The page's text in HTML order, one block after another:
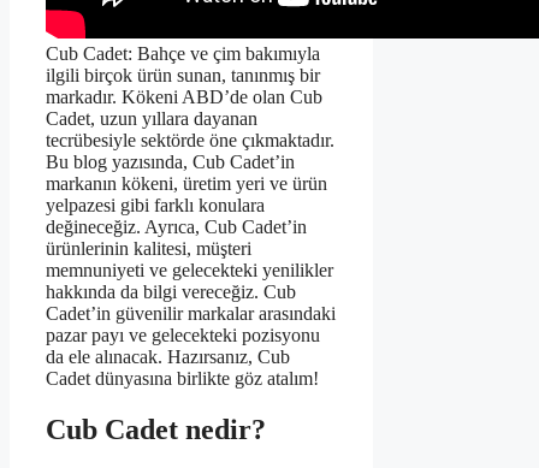
Cub Cadet: Bahçe ve çim bakımıyla
ilgili birçok ürün sunan, tanınmış bir
markadır. Kökeni ABD’de olan Cub
Cadet, uzun yıllara dayanan
tecrübesiyle sektörde öne çıkmaktadır.
Bu blog yazısında, Cub Cadet’in
markanın kökeni, üretim yeri ve ürün
yelpazesi gibi farklı konulara
değineceğiz. Ayrıca, Cub Cadet’in
ürünlerinin kalitesi, müşteri
memnuniyeti ve gelecekteki yenilikler
hakkında da bilgi vereceğiz. Cub
Cadet’in güvenilir markalar arasındaki
pazar payı ve gelecekteki pozisyonu
da ele alınacak. Hazırsanız, Cub
Cadet dünyasına birlikte göz atalım!
Cub Cadet nedir?